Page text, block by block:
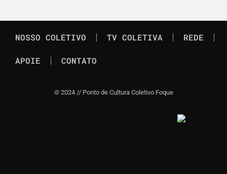
NOSSO COLETIVO TV COLETIVA REDE
APOIE CONTATO
© 2024 // Ponto de Cultura Coletivo Foque